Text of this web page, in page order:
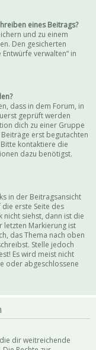
eines Beitrags?
und zu einem
Den gesicherten
verwalten“ in
dass in dem Forum, in
geprüft werden
dich zu einer Gruppe
erst begutachten
kontaktiere die
dazu benötigst.
in der Beitragsansicht
erste Seite des
nicht siehst, dann ist die
letzten Markierung ist
das Thema nach oben
Stelle jedoch
Es wird meist nicht
oder abgeschlossene
dir weitreichende